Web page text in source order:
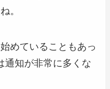
。
めていることもあっ
通知が非常に多くな